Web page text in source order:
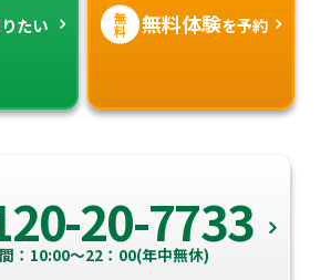
たい 無
料 無料体験を予約
20-7733
：10:00～22：00(年中無休)